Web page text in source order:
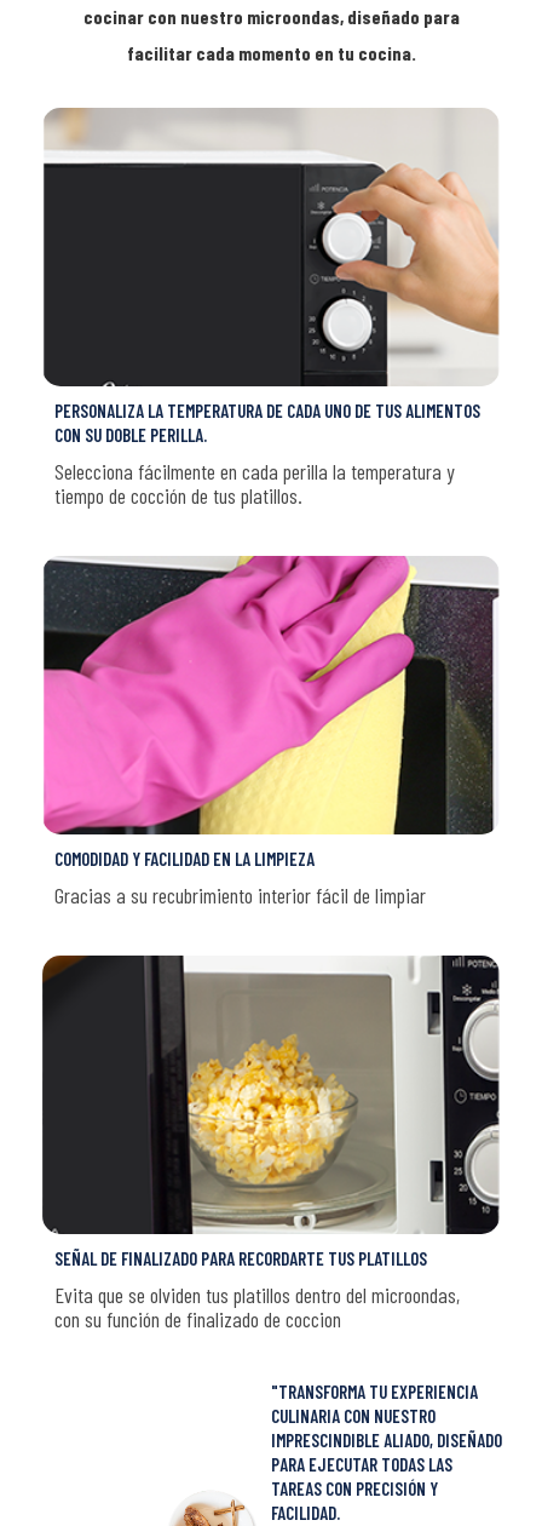
cocinar con nuestro microondas, diseñado para
facilitar cada momento en tu cocina.
PERSONALIZA LA TEMPERATURA DE CADA UNO DE TUS ALIMENTOS
CON SU DOBLE PERILLA.
Selecciona fácilmente en cada perilla la temperatura y
tiempo de cocción de tus platillos.
COMODIDAD Y FACILIDAD EN LA LIMPIEZA
Gracias a su recubrimiento interior fácil de limpiar
SEÑAL DE FINALIZADO PARA RECORDARTE TUS PLATILLOS
Evita que se olviden tus platillos dentro del microondas,
con su función de finalizado de coccion
"TRANSFORMA TU EXPERIENCIA
CULINARIA CON NUESTRO
IMPRESCINDIBLE ALIADO, DISEÑADO
PARA EJECUTAR TODAS LAS
TAREAS CON PRECISIÓN Y
FACILIDAD.